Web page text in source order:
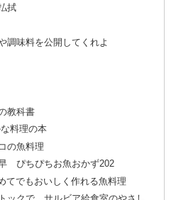
拭
調味料を公開してくれよ
教科書
料理の本
の魚料理
ぴちぴちお魚おかず202
てでもおいしく作れる魚料理